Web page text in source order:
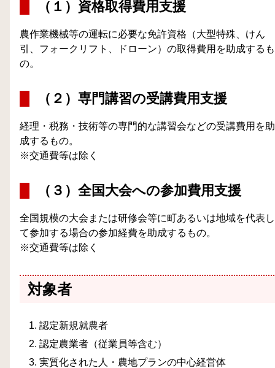
（１）資格取得費用支援
農作業機械等の運転に必要な免許資格（大型特殊、けん
引、フォークリフト、ドローン）の取得費用を助成するも
の。
（２）専門講習の受講費用支援
経理・税務・技術等の専門的な講習会などの受講費用を助
成するもの。
※交通費等は除く
（３）全国大会への参加費用支援
全国規模の大会または研修会等に町あるいは地域を代表し
て参加する場合の参加経費を助成するもの。
※交通費等は除く
対象者
認定新規就農者
認定農業者（従業員等含む）
実質化された人・農地プランの中心経営体